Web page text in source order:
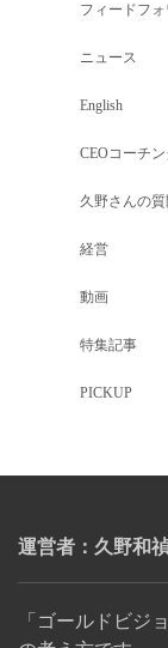
フィードフ
ニュース
English
CEOコーチン
久野さんの
経営
動画
特集記事
PICKUP
運営者：久野和
「ゴールドビジ